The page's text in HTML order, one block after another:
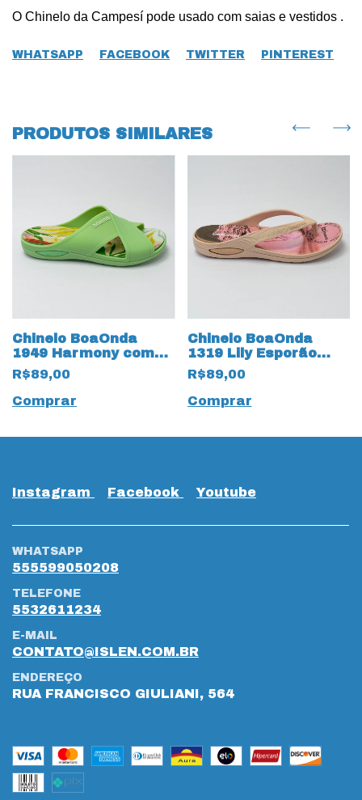
O Chinelo da Campesí pode usado com saias e vestidos .
WHATSAPP FACEBOOK TWITTER PINTEREST
PRODUTOS SIMILARES
Chinelo BoaOnda
1949 Harmony com
palmilha Removível
Floral Verde
R$89,00
Comprar
Chinelo BoaOnda
1319 Lily Esporão
com Palmilha
Removível Rose/Nude
R$89,00
Comprar
Instagram Facebook Youtube
WHATSAPP
555599050208
TELEFONE
5532611234
E-MAIL
CONTATO@ISLEN.COM.BR
ENDEREÇO
RUA FRANCISCO GIULIANI, 564